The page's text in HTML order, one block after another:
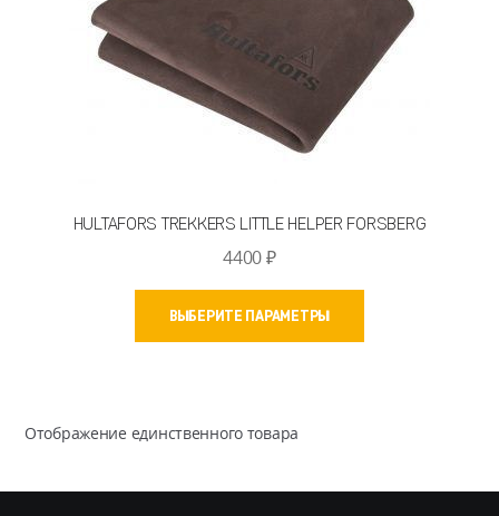
HULTAFORS TREKKERS LITTLE HELPER FORSBERG
4400₽
ВЫБЕРИТЕ ПАРАМЕТРЫ
выбрать
Отображение единственного товара